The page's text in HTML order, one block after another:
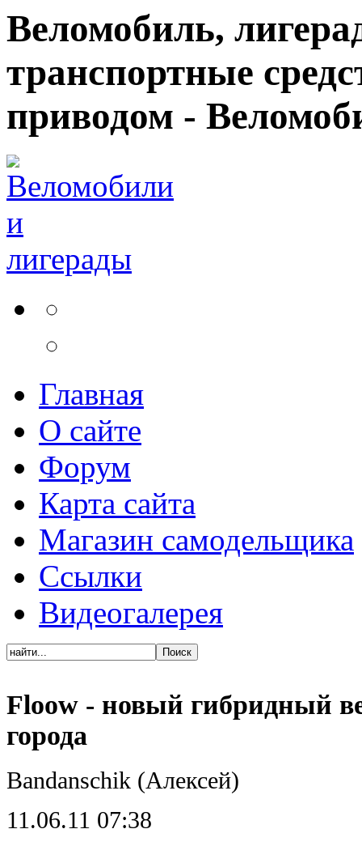
Веломобиль,
транспортные
приводом -
Главная
О сайте
Форум
Карта сайта
Магазин самодельщика
Ссылки
Видеогалерея
Floow - новый гибридный
города
Bandanschik (Алексей)
11.06.11 07:38